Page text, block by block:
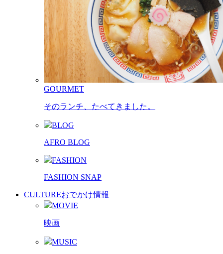
GOURMET
そのランチ、たべてきました。
BLOG
AFRO BLOG
FASHION
FASHION SNAP
CULTUREおでかけ情報
MOVIE
映画
MUSIC